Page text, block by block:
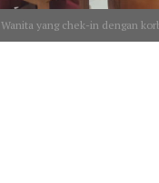
Wanita yang chek-in dengan